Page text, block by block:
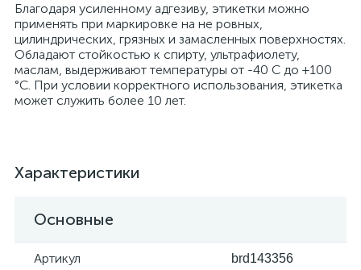
Благодаря усиленному адгезиву, этикетки можно
применять при маркировке на не ровных,
цилиндрических, грязных и замасленных поверхностях.
Обладают стойкостью к спирту, ультрафиолету,
маслам, выдерживают температуры от -40 С до +100
°С. При условии корректного использования, этикетка
может служить более 10 лет.
Характеристики
Основные
Артикул brd143356